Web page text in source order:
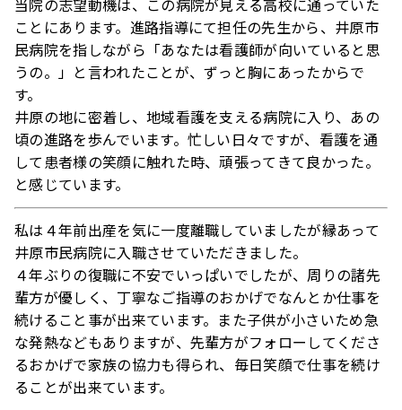
当院の志望動機は、この病院が見える高校に通っていた
ことにあります。進路指導にて担任の先生から、井原市
民病院を指しながら「あなたは看護師が向いていると思
うの。」と言われたことが、ずっと胸にあったからで
す。
井原の地に密着し、地域看護を支える病院に入り、あの
頃の進路を歩んでいます。忙しい日々ですが、看護を通
して患者様の笑顔に触れた時、頑張ってきて良かった。
と感じています。
私は４年前出産を気に一度離職していましたが縁あって
井原市民病院に入職させていただきました。
４年ぶりの復職に不安でいっぱいでしたが、周りの諸先
輩方が優しく、丁寧なご指導のおかげでなんとか仕事を
続けること事が出来ています。また子供が小さいため急
な発熱などもありますが、先輩方がフォローしてくださ
るおかげで家族の協力も得られ、毎日笑顔で仕事を続け
ることが出来ています。